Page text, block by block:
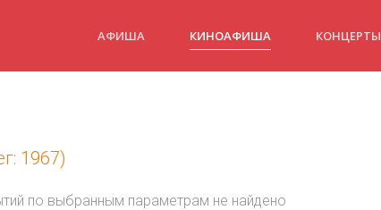
АФИША КИНОАФИША КОНЦЕРТЫ
1967)
по выбранным параметрам не найдено